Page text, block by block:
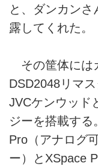
と、ダンカン
露してくれた。
その筐体には
DSD2048リマ
JVCケンウッド
ジーを搭載する
Pro（アナログ
ー）とXSpace